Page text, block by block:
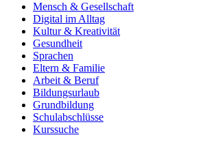
Mensch & Gesellschaft
Digital im Alltag
Kultur & Kreativität
Gesundheit
Sprachen
Eltern & Familie
Arbeit & Beruf
Bildungsurlaub
Grundbildung
Schulabschlüsse
Kurssuche